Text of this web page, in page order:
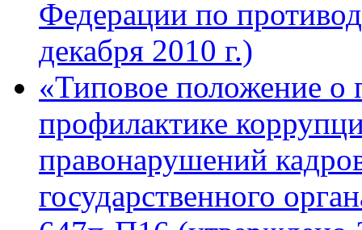
Федерации по
декабря 2010 г.)
«Типовое положение о
профилактике
правонарушений
государственного